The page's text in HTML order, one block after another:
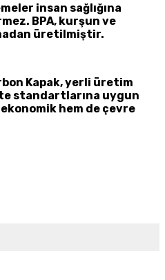
insan sağlığına
BPA, kurşun ve
üretilmiştir.
Kapak, yerli üretim
standartlarına uygun
hem de çevre